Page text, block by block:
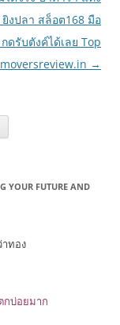
งปลา สล็อต168 มือ
ดรับตังค์ได้เลย Top
→
YOUR FUTURE AND
ทอง
กบ่อยมาก